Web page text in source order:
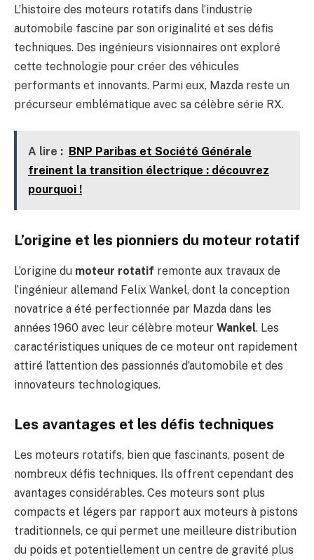
L’histoire des moteurs rotatifs dans l’industrie
automobile fascine par son originalité et ses défis
techniques. Des ingénieurs visionnaires ont exploré
cette technologie pour créer des véhicules
performants et innovants. Parmi eux, Mazda reste un
précurseur emblématique avec sa célèbre série RX.
A lire : BNP Paribas et Société Générale
freinent la transition électrique : découvrez
pourquoi !
L’origine et les pionniers du moteur rotatif
L’origine du moteur rotatif remonte aux travaux de
l’ingénieur allemand Felix Wankel, dont la conception
novatrice a été perfectionnée par Mazda dans les
années 1960 avec leur célèbre moteur Wankel. Les
caractéristiques uniques de ce moteur ont rapidement
attiré l’attention des passionnés d’automobile et des
innovateurs technologiques.
Les avantages et les défis techniques
Les moteurs rotatifs, bien que fascinants, posent de
nombreux défis techniques. Ils offrent cependant des
avantages considérables. Ces moteurs sont plus
compacts et légers par rapport aux moteurs à pistons
traditionnels, ce qui permet une meilleure distribution
du poids et potentiellement un centre de gravité plus